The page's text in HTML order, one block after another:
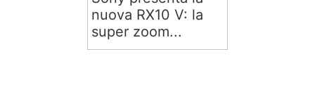
nuova RX10 V: la
super zoom...